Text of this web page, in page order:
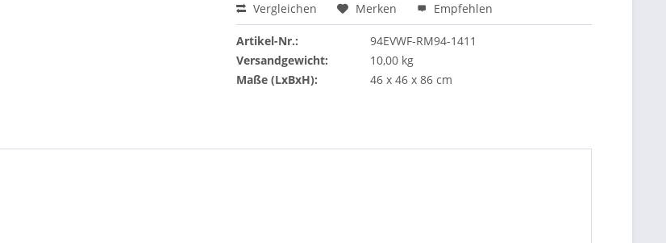
Vergleichen Merken Empfehlen
Artikel-Nr.:
94EVWF-RM94-1411
Versandgewicht:
10,00 kg
Maße (LxBxH):
46 x 46 x 86 cm